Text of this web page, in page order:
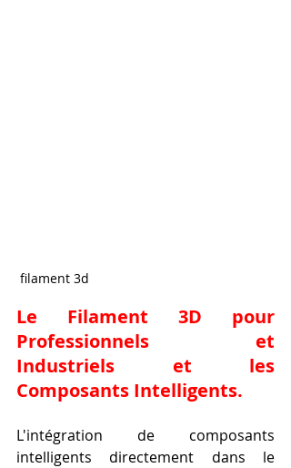
filament 3d
Le Filament 3D pour
Professionnels et
Industriels et les
Composants Intelligents.
L'intégration de composants